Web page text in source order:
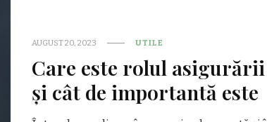
AUGUST 20, 2023 UTILE
Care este rolul
și cât de importantă este